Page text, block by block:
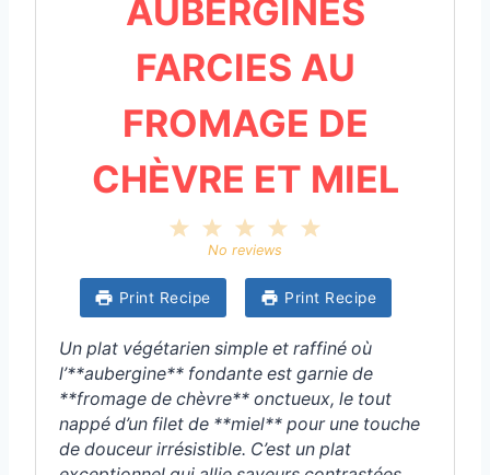
AUBERGINES
FARCIES AU
FROMAGE DE
CHÈVRE ET MIEL
a
r
s
4
a
r
s
3
S
a
r
s
2
S
a
a
r
No reviews
Print Recipe Print Recipe
Un plat végétarien simple et raffiné où
l’**aubergine** fondante est garnie de
**fromage de chèvre** onctueux, le tout
nappé d’un filet de **miel** pour une touche
de douceur irrésistible. C’est un plat